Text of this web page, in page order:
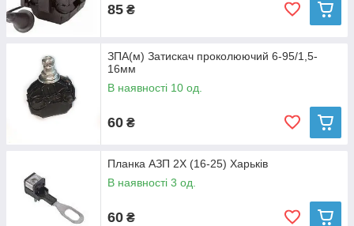
85 ₴
ЗПА(м) Затискач проколюючий 6-95/1,5-
16мм
В наявності 10 од.
60 ₴
Планка АЗП 2Х (16-25) Харьків
В наявності 3 од.
60 ₴